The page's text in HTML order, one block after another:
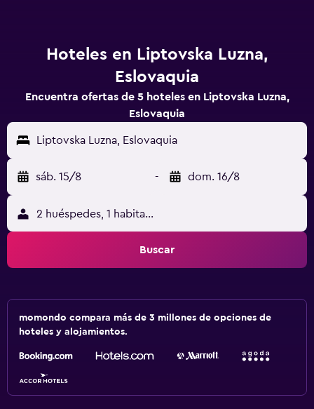
Hoteles en Liptovska Luzna,
Eslovaquia
Encuentra ofertas de 5 hoteles en Liptovska Luzna,
Eslovaquia
Liptovska Luzna, Eslovaquia
sáb. 15/8 - dom. 16/8
2 huéspedes, 1 habitación
Buscar
momondo compara más de 3 millones de opciones de
hoteles y alojamientos.